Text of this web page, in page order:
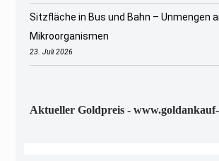
Sitzfläche in Bus und Bahn – Unmengen
Mikroorganismen
23. Juli 2026
Aktueller Goldpreis -